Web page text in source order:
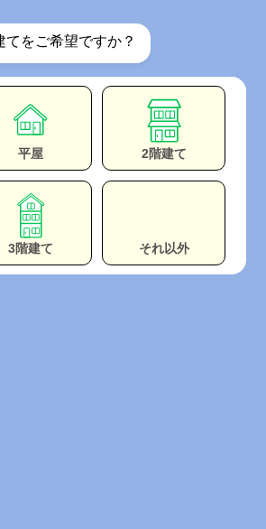
てをご希望ですか？
平屋 2階建て
3階建て それ以外